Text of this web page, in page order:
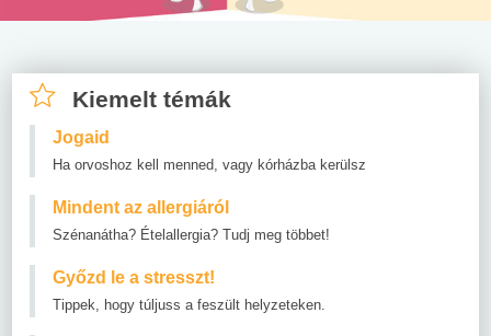
Kiemelt témák
Jogaid
Ha orvoshoz kell menned, vagy kórházba kerülsz
Mindent az allergiáról
Szénanátha? Ételallergia? Tudj meg többet!
Győzd le a stresszt!
Tippek, hogy túljuss a feszült helyzeteken.